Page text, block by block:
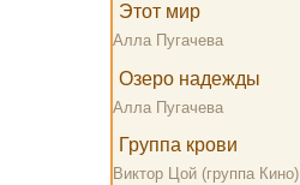
Этот мир
Алла Пугачева
Озеро надежды
Алла Пугачева
Группа крови
Виктор Цой (группа Кино)